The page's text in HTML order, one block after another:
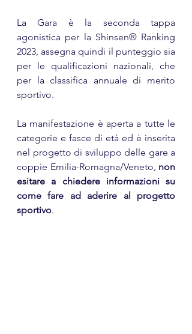
La Gara è la seconda tappa
agonistica per la Shinsen® Ranking
2023, assegna quindi il punteggio sia
per le qualificazioni nazionali, che
per la classifica annuale di merito
sportivo.
La manifestazione è aperta a tutte le
categorie e fasce di età ed è inserita
nel progetto di sviluppo delle gare a
coppie Emilia-Romagna/Veneto, non
esitare a chiedere informazioni su
come fare ad aderire al progetto
sportivo.